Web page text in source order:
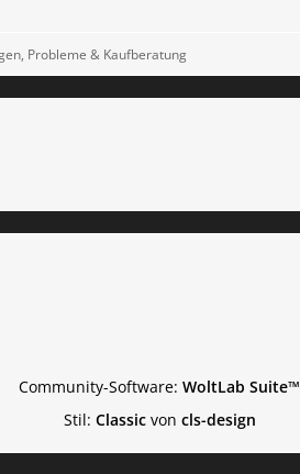
Probleme & Kaufberatung
Community-Software: WoltLab Suite™
Stil: Classicvon cls-design